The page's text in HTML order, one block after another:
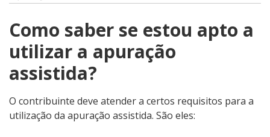
Como saber se estou apto a
utilizar a apuração
assistida?
O contribuinte deve atender a certos requisitos para a
utilização da apuração assistida. São eles: